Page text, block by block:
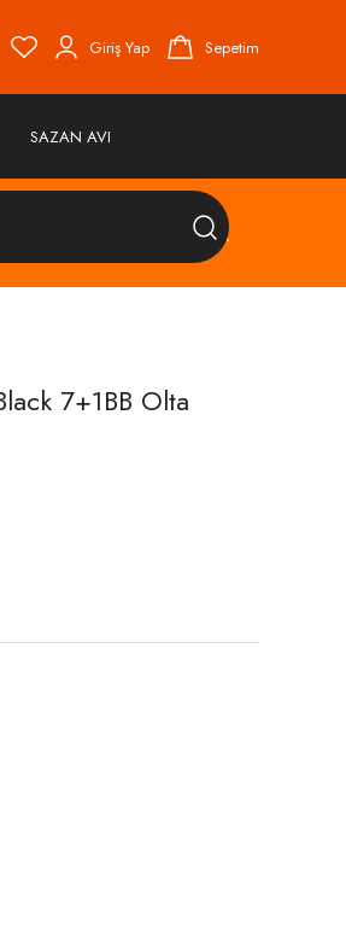
Giriş Yap Sepetim
SAZAN AVI
ÜRÜN
7+1BB Olta